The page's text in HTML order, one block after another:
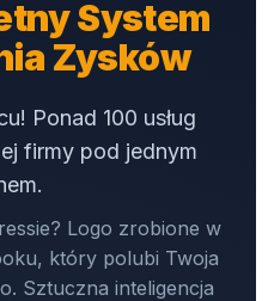
System
Zysków
Ponad 100 usług
firmy pod jednym
Logo zrobione w
który polubi Twoja
Sztuczna inteligencja